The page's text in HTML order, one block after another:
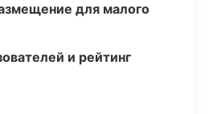
для малого
и рейтинг